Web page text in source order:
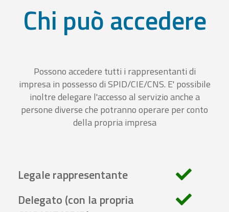
Chi può accedere
Possono accedere tutti i rappresentanti di
impresa in possesso di SPID/CIE/CNS. E' possibile
inoltre delegare l'accesso al servizio anche a
persone diverse che potranno operare per conto
della propria impresa
Legale rappresentante
Delegato (con la propria